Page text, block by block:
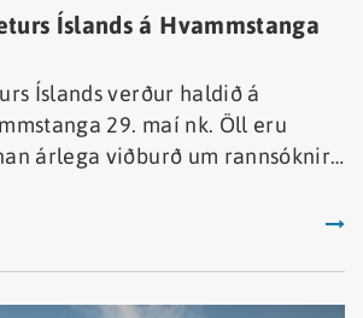
Íslands á Hvammstanga
Íslands verður haldið á
29. maí nk. Öll eru
árlega viðburð um rannsóknir í